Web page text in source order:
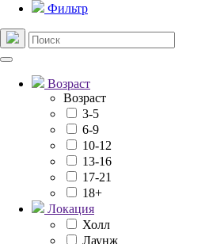
Фильтр
Возраст
Возраст
3-5
6-9
10-12
13-16
17-21
18+
Локация
Холл
Лаунж